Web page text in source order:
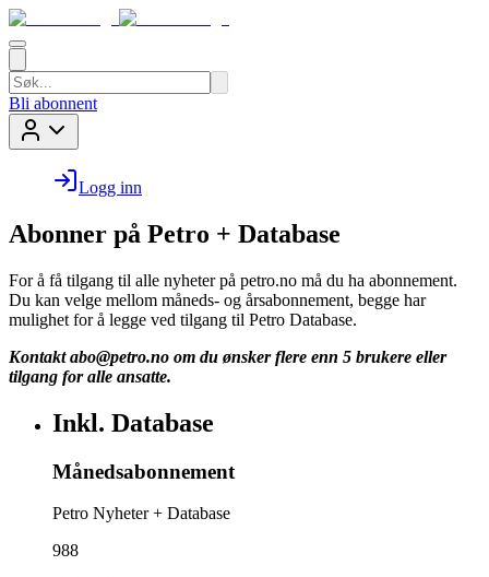
Bli abonnent
Logg inn
Abonner på Petro + Database
For å få tilgang til alle nyheter på petro.no må du ha abonnement.
Du kan velge mellom måneds- og årsabonnement, begge har
mulighet for å legge ved tilgang til Petro Database.
Kontakt abo@petro.no om du ønsker flere enn 5 brukere eller
tilgang for alle ansatte.
Inkl. Database
Månedsabonnement
Petro Nyheter + Database
988